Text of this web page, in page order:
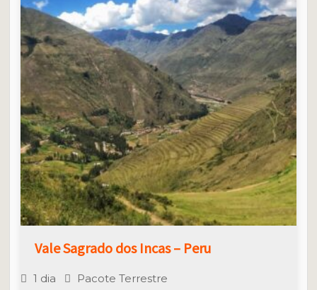
Vale Sagrado dos Incas – Peru
1 dia Pacote Terrestre